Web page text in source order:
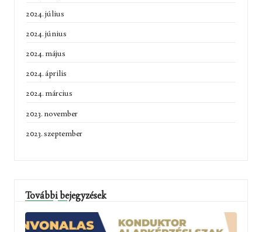
2024. július
2024. június
2024. május
2024. április
2024. március
2023. november
2023. szeptember
További bejegyzések